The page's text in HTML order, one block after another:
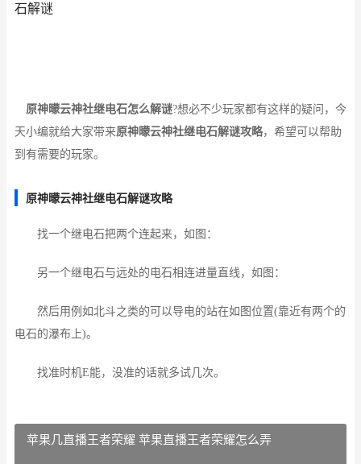
石解谜
原神曚云神社继电石怎么解谜?想必不少玩家都有这样的疑问，今
天小编就给大家带来原神曚云神社继电石解谜攻略，希望可以帮助
到有需要的玩家。
原神曚云神社继电石解谜攻略
找一个继电石把两个连起来，如图：
另一个继电石与远处的电石相连进量直线，如图：
然后用例如北斗之类的可以导电的站在如图位置(靠近有两个的
电石的瀑布上)。
找准时机E能，没准的话就多试几次。
苹果几直播王者荣耀 苹果直播王者荣耀怎么弄